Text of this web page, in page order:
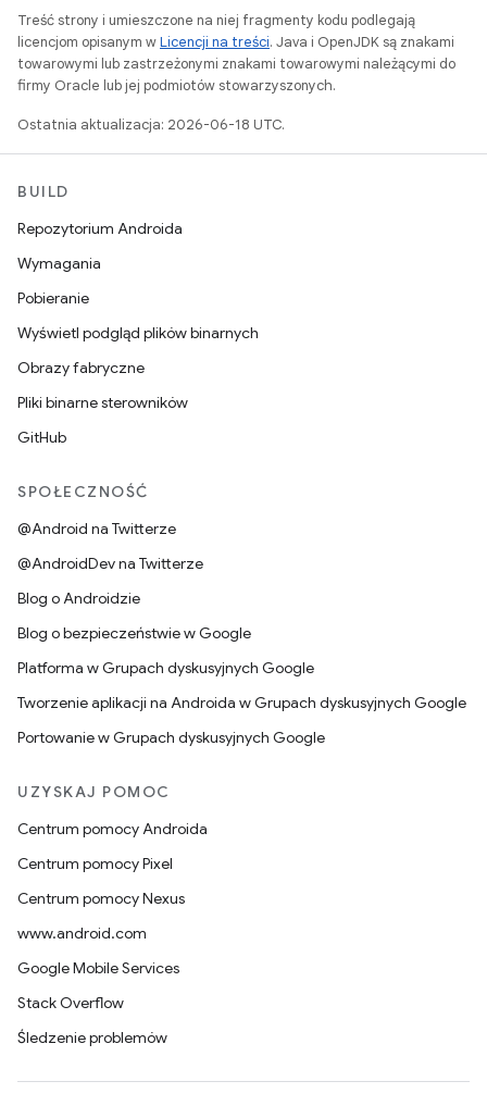
Treść strony i umieszczone na niej fragmenty kodu podlegają
licencjom opisanym wLicencji na treści. Java i OpenJDK są znakami
towarowymi lub zastrzeżonymi znakami towarowymi należącymi do
firmy Oracle lub jej podmiotów stowarzyszonych.
Ostatnia aktualizacja: 2026-06-18 UTC.
BUILD
Repozytorium Androida
Wymagania
Pobieranie
Wyświetl podgląd plików binarnych
Obrazy fabryczne
Pliki binarne sterowników
GitHub
SPOŁECZNOŚĆ
@Android na Twitterze
@AndroidDev na Twitterze
Blog o Androidzie
Blog o bezpieczeństwie w Google
Platforma w Grupach dyskusyjnych Google
Tworzenie aplikacji na Androida w Grupach dyskusyjnych Google
Portowanie w Grupach dyskusyjnych Google
UZYSKAJ POMOC
Centrum pomocy Androida
Centrum pomocy Pixel
Centrum pomocy Nexus
www.android.com
Google Mobile Services
Stack Overflow
Śledzenie problemów